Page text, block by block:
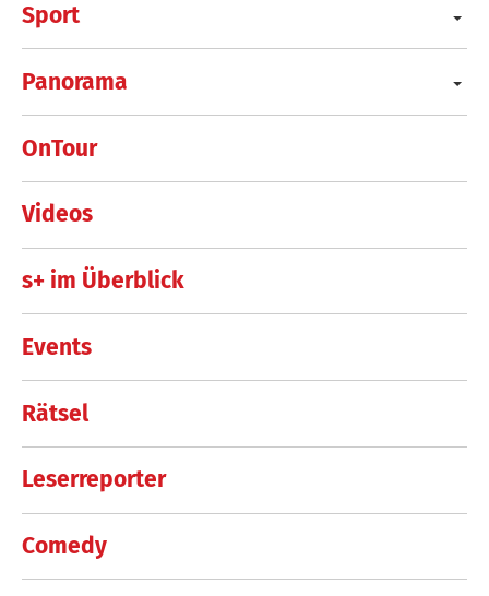
Sport
Panorama
OnTour
Videos
s+ im Überblick
Events
Rätsel
Leserreporter
Comedy